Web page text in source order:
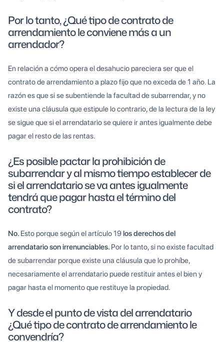
Por lo tanto, ¿Qué tipo de contrato de
arrendamiento le conviene más a un
arrendador?
En relación a cómo opera el desahucio pareciera ser que el
contrato de arrendamiento a plazo fijo que no exceda de 1 año. La
razón es que si se subentiende la facultad de subarrendar, y no
existe una cláusula que estipule lo contrario, de la lectura de la ley
se sigue que si el arrendatario se quiere ir antes igualmente debe
pagar el resto de las rentas.
¿Es posible pactar la prohibición de
subarrendar y al mismo tiempo establecer de
si el arrendatario se va antes igualmente
tendrá que pagar hasta el término del
contrato?
No. Esto porque según el artículo 19los derechos del
arrendatario son irrenunciables. Por lo tanto, si no existe facultad
de subarrendar porque existe una cláusula que lo prohíbe,
necesariamente el arrendatario puede restituir antes el bien y
pagar hasta el momento que restituye la propiedad.
Y desde el punto de vista del arrendatario
¿Qué tipo de contrato de arrendamiento le
convendría?